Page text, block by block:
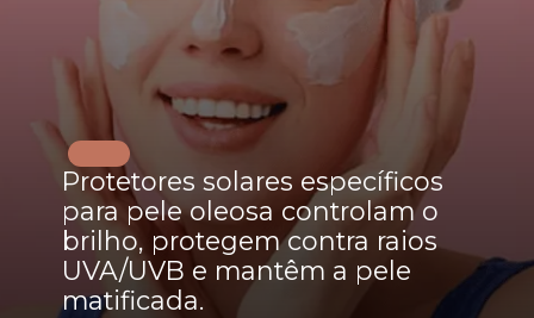
Protetores solares específicos
para pele oleosa controlam o
brilho, protegem contra raios
UVA/UVB e mantêm a pele
matificada.